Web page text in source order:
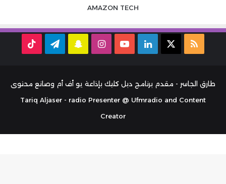
AMAZON TECH
ملخص
RSS
لينكدإن ‫YouTubeانستقرامسناب تيلقرام
طارق الجاسر - مقدم برنامج دبل كليك بإذاعة يو أف أم وصانع محتوى
Tariq Aljaser - radio Presenter @ Ufmradio and Content
Creator